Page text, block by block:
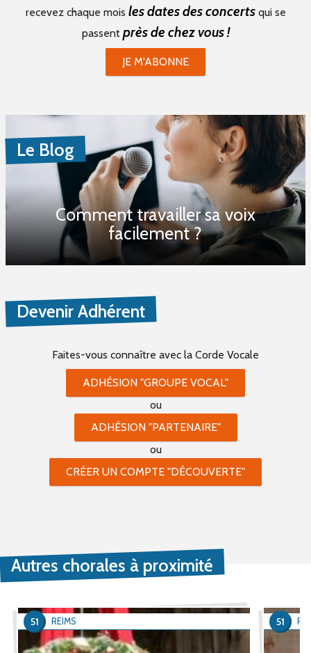
recevez chaque mois les dates des concertsqui se
passent près de chez vous !
JE M'ABONNE
Le Blog
Comment travailler sa voix
facilement ?
Devenir Adhérent
Faites-vous connaître avec la Corde Vocale
ADHÉSION "GROUPE VOCAL"
ou
ADHÉSION "PARTENAIRE"
ou
CRÉER UN COMPTE "DÉCOUVERTE"
Autres chorales à proximité
REIMS
51 51